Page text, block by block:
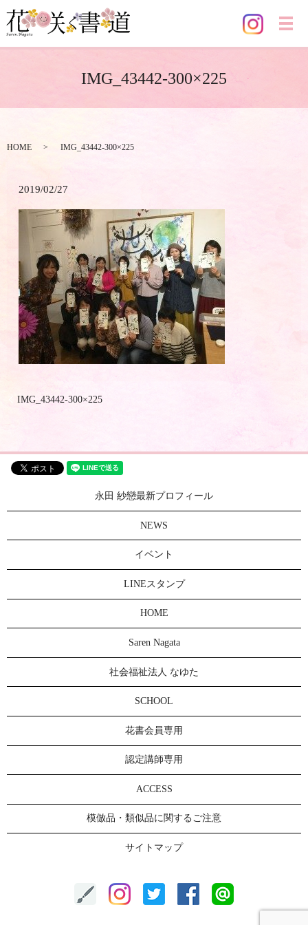
メ
IMG_43442-300×225
HOME IMG_43442-300×225
2019/02/27
IMG_43442-300×225
永田 紗戀最新プロフィール
NEWS
イベント
LINEスタンプ
HOME
Saren Nagata
社会福祉法人 なゆた
SCHOOL
花書会員専用
認定講師専用
ACCESS
模倣品・類似品に関するご注意
サイトマップ